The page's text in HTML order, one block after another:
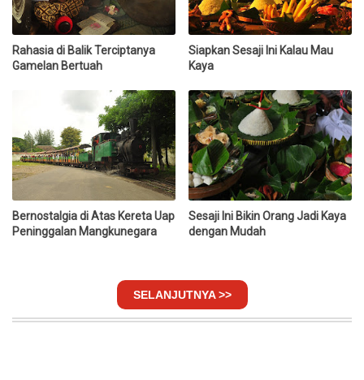
Rahasia di Balik Terciptanya
Gamelan Bertuah
Siapkan Sesaji Ini Kalau Mau
Kaya
Bernostalgia di Atas Kereta Uap
Peninggalan Mangkunegara
Sesaji Ini Bikin Orang Jadi Kaya
dengan Mudah
SELANJUTNYA >>